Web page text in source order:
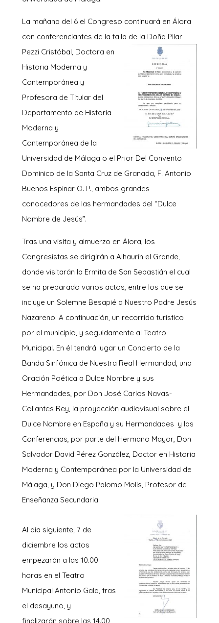
La mañana del 6 el Congreso continuará en Álora
con conferenciantes de la talla de la Doña Pilar
Pezzi Cristóbal, Doctora en
Historia Moderna y
Contemporánea y
Profesora de Titular del
Departamento de Historia
Moderna y
Contemporánea de la
Universidad de Málaga o el Prior Del Convento
Dominico de la Santa Cruz de Granada, F. Antonio
Buenos Espinar O. P., ambos grandes
conocedores de las hermandades del “Dulce
Nombre de Jesús”.
Tras una visita y almuerzo en Álora, los
Congresistas se dirigirán a Alhaurín el Grande,
donde visitarán la Ermita de San Sebastián el cual
se ha preparado varios actos, entre los que se
incluye un Solemne Besapié a Nuestro Padre Jesús
Nazareno. A continuación, un recorrido turístico
por el municipio, y seguidamente al Teatro
Municipal. En él tendrá lugar un Concierto de la
Banda Sinfónica de Nuestra Real Hermandad, una
Oración Poética a Dulce Nombre y sus
Hermandades, por Don José Carlos Navas-
Collantes Rey, la proyección audiovisual sobre el
Dulce Nombre en España y su Hermandades y las
Conferencias, por parte del Hermano Mayor, Don
Salvador David Pérez González, Doctor en Historia
Moderna y Contemporánea por la Universidad de
Málaga, y Don Diego Palomo Molis, Profesor de
Enseñanza Secundaria.
Al día siguiente, 7 de
diciembre los actos
empezarán a las 10.00
horas en el Teatro
Municipal Antonio Gala, tras
el desayuno, y
finalizarán sobre las 14.00